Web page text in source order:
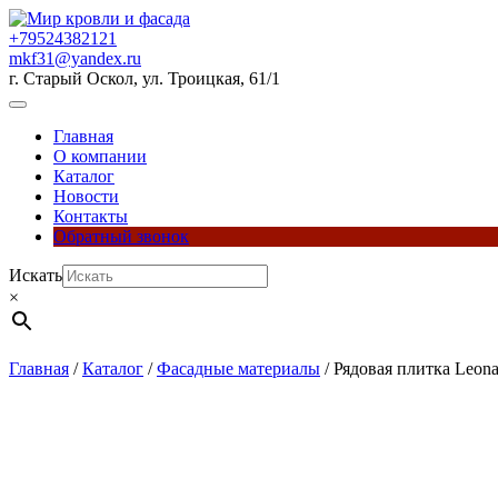
Перейти
к
содержимому
+79524382121
mkf31@yandex.ru
г. Старый Оскол, ул. Троицкая, 61/1
Кнопка
ОткрытьГлавная
О компании
Каталог
Новости
Контакты
Обратный звонок
Кнопка
Закрыть
Искать
×
Главная /Каталог /Фасадные материалы / Рядовая плитка